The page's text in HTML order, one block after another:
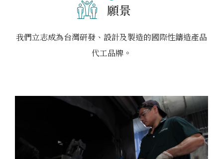
願景
我們立志成為台灣研發、設計及製造的國際性鑄造產品
代工品牌。